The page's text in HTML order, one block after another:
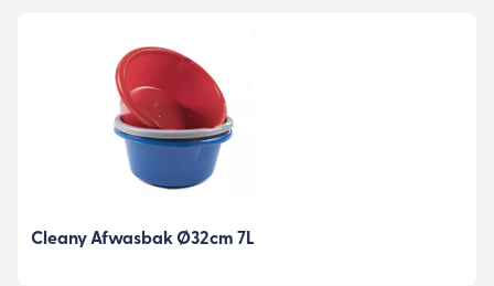
Cleany Afwasbak Ø32cm 7L